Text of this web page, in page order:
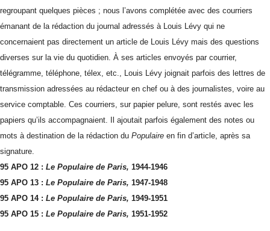
regroupant quelques pièces ; nous l’avons complétée avec des courriers
émanant de la rédaction du journal adressés à Louis Lévy qui ne
concernaient pas directement un article de Louis Lévy mais des questions
diverses sur la vie du quotidien. À ses articles envoyés par courrier,
télégramme, téléphone, télex, etc., Louis Lévy joignait parfois des lettres de
transmission adressées au rédacteur en chef ou à des journalistes, voire au
service comptable. Ces courriers, sur papier pelure, sont restés avec les
papiers qu’ils accompagnaient. Il ajoutait parfois également des notes ou
mots à destination de la rédaction du Populaire en fin d’article, après sa
signature.
95 APO 12 : Le Populaire de Paris, 1944-1946
95 APO 13 : Le Populaire de Paris, 1947-1948
95 APO 14 : Le Populaire de Paris, 1949-1951
95 APO 15 : Le Populaire de Paris, 1951-1952